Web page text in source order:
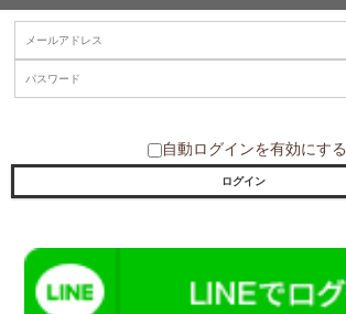
自動ログインを有効にする